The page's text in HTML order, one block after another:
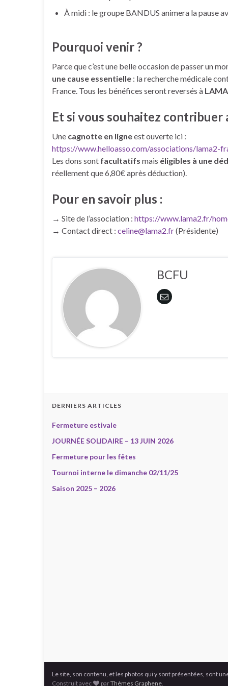
À midi : le groupe BANDUS animera la pause
Pourquoi venir ?
Parce que c’est une belle occasion de passer un
une cause essentielle : la recherche médicale
France. Tous les bénéfices seront reversés à
Et si vous souhaitez contribuer
Une cagnotte en ligneest ouverte ici :
https://www.helloasso.com/associations/lama2-
Les dons sont facultatifs mais éligibles à une
réellement que 6,80€ après déduction).
Pour en savoir plus :
→ Site de l’association : https://www.lama2.fr/
→ Contact direct : celine@lama2.fr(Présidente)
BCFU
DERNIERS ARTICLES
Fermeture estivale
JOURNÉE SOLIDAIRE – 13 JUIN 2026
Fermeture pour les fêtes
Tournoi interne le dimanche 02/11/25
Saison 2025 – 2026
Le site, son contenu, et les photos qui y sont présentées, sont
Construit avec
parThèmes Graphene